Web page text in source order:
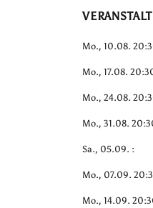
Mo., 10.08.
Mo., 17.08.
Mo., 24.08.
Mo., 31.08.
Sa., 05.09. :
Mo., 07.09.
Mo., 14.09.